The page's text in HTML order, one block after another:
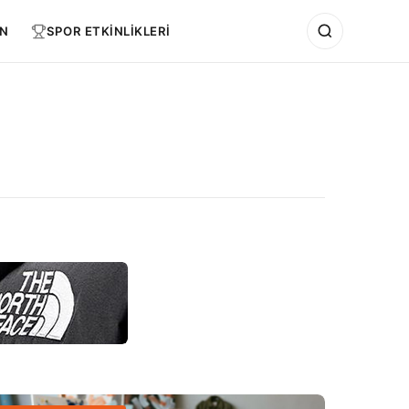
SPOR ETKİNLİKLERİ